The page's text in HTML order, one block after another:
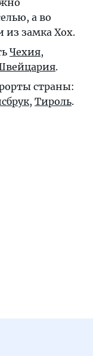
а во
из замка Хох.
Чехия,
.
страны:
, Тироль.